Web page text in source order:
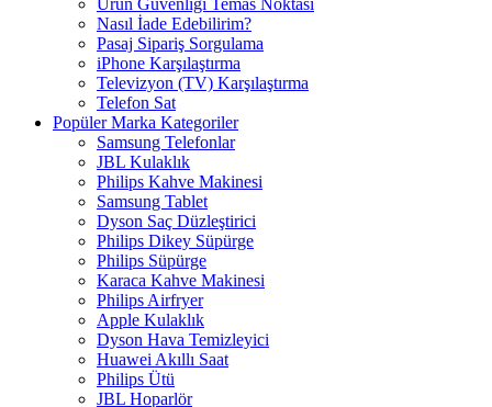
Ürün Güvenliği Temas Noktası
Nasıl İade Edebilirim?
Pasaj Sipariş Sorgulama
iPhone Karşılaştırma
Televizyon (TV) Karşılaştırma
Telefon Sat
Popüler Marka Kategoriler
Samsung Telefonlar
JBL Kulaklık
Philips Kahve Makinesi
Samsung Tablet
Dyson Saç Düzleştirici
Philips Dikey Süpürge
Philips Süpürge
Karaca Kahve Makinesi
Philips Airfryer
Apple Kulaklık
Dyson Hava Temizleyici
Huawei Akıllı Saat
Philips Ütü
JBL Hoparlör